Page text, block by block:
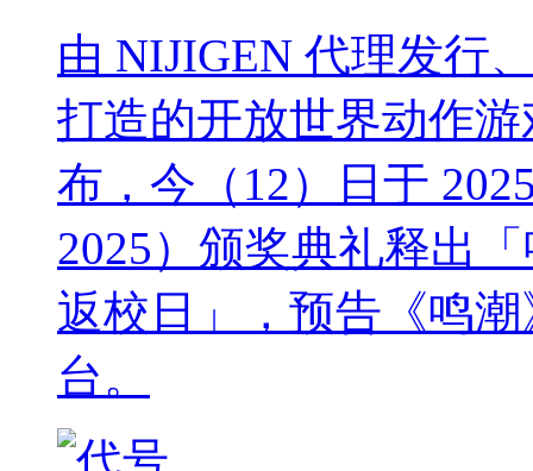
由 NIJIGEN 代理发行
打造的开放世界动作游
布，今（12）日于
2025）颁奖典礼释出
返校日」，预告《鸣
台。